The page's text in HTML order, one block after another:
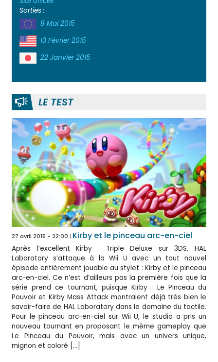
Sorties :
8 Mai 2015
13 Février 2015
22 Janvier 2015
LE TEST
27 avril 2015 - 22:00 Kirby et le pinceau arc-en-ciel
Après l’excellent Kirby : Triple Deluxe sur 3DS, HAL
Laboratory s’attaque à la Wii U avec un tout nouvel
épisode entièrement jouable au stylet : Kirby et le pinceau
arc-en-ciel. Ce n’est d’ailleurs pas la première fois que la
série prend ce tournant, puisque Kirby : Le Pinceau du
Pouvoir et Kirby Mass Attack montraient déjà très bien le
savoir-faire de HAL Laboratory dans le domaine du tactile.
Pour le pinceau arc-en-ciel sur Wii U, le studio a pris un
nouveau tournant en proposant le même gameplay que
Le Pinceau du Pouvoir, mais avec un univers unique,
mignon et coloré […]